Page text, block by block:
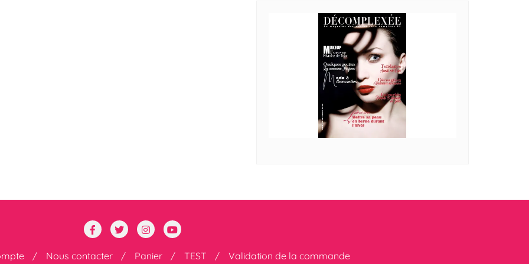
Nous contacter Panier TEST Validation de la commande